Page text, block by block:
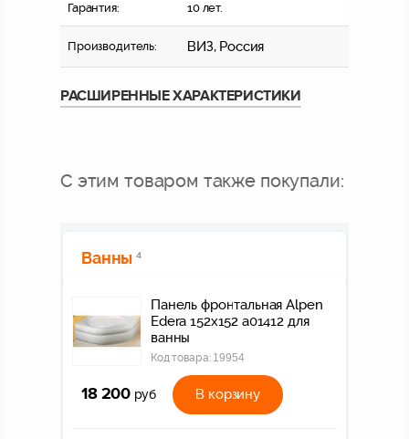
Гарантия: 10 лет.
Производитель: ВИЗ, Россия
РАСШИРЕННЫЕ ХАРАКТЕРИСТИКИ
С этим товаром также покупали:
Ванны 4
Панель фронтальная Alpen
Edera 152x152 a01412 для
ванны
Код товара: 19954
18 200 руб В корзину